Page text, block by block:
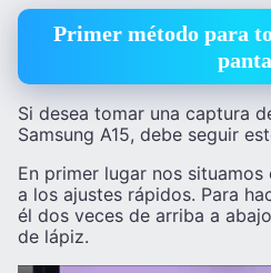
Primer método para
Si desea tomar una captura
Samsung A15, debe seguir
En primer lugar nos
a los ajustes rápidos. Para
él dos veces de arriba a
de lápiz.